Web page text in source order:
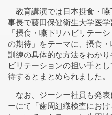
教育講演では日本摂食・
事長で藤田保健衛生大学医
「摂食・嚥下リハビリテー
の期待」をテーマに、摂食
訓練の具体的な方法をわか
ビリテーションの担い手と
待するとまとめられました。
なお、ジーシー社員も発
ーにて「歯周組織検査にお